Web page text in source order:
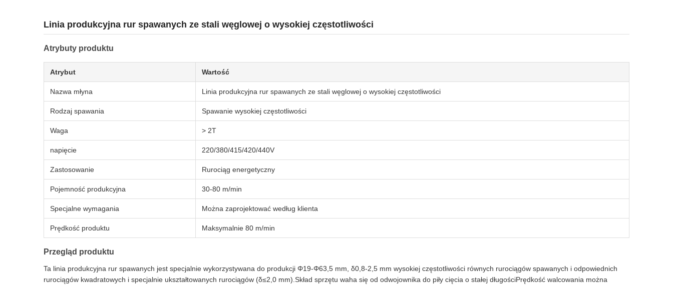
Linia produkcyjna rur spawanych ze stali węglowej o wysokiej częstotliwości
Atrybuty produktu
Atrybut Wartość
Nazwa młyna Linia produkcyjna rur spawanych ze stali węglowej o wysokiej częstotliwości
Rodzaj spawania Spawanie wysokiej częstotliwości
Waga > 2T
napięcie 220/380/415/420/440V
Zastosowanie Rurociąg energetyczny
Pojemność produkcyjna 30-80 m/min
Specjalne wymagania Można zaprojektować według klienta
Prędkość produktu Maksymalnie 80 m/min
Przegląd produktu
Ta linia produkcyjna rur spawanych jest specjalnie wykorzystywana do produkcji Φ19-Φ63,5 mm, δ0,8-2,5 mm wysokiej częstotliwości równych rurociągów spawanych i odpowiednich
rurociągów kwadratowych i specjalnie ukształtowanych rurociągów (δ≤2,0 mm).Skład sprzętu waha się od odwojownika do piły cięcia o stałej długościPrędkość walcowania można